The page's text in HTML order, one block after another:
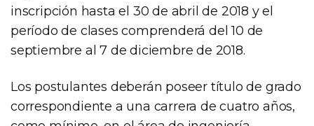
inscripción hasta el 30 de abril de 2018 y el
período de clases comprenderá del 10 de
septiembre al 7 de diciembre de 2018.
Los postulantes deberán poseer título de grado
correspondiente a una carrera de cuatro años,